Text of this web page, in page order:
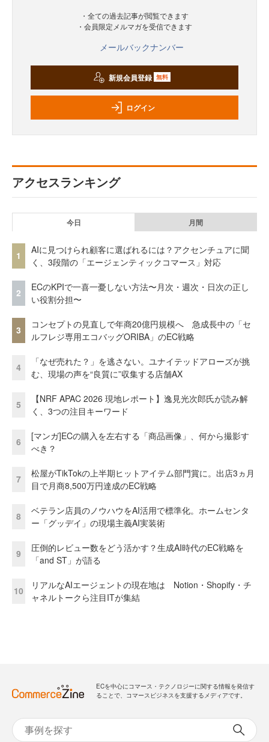
・全ての過去記事が閲覧できます
・会員限定メルマガを受信できます
メールバックナンバー
新規会員登録 無料
ログイン
アクセスランキング
今日 月間
1
AIに見つけられ顧客に選ばれるには？アクセンチュアに聞
く、3段階の「エージェンティックコマース」対応
2
ECのKPIで一喜一憂しない方法〜月次・週次・日次の正し
い役割分担〜
3
コンセプトの見直しで年商20億円規模へ 急成長中の「セ
ルフレジ専用エコバッグORIBA」のEC戦略
4
「なぜ売れた？」を逃さない。ユナイテッドアローズが挑
む、現場の声を“良質に”収集する店舗AX
5
【NRF APAC 2026 現地レポート】逸見光次郎氏が読み解
く、3つの注目キーワード
6
[マンガ]ECの購入を左右する「商品画像」、何から撮影す
べき？
7
松屋がTikTokの上半期ヒットアイテム部門賞に。出店3ヵ月
目で月商8,500万円達成のEC戦略
8
ベテラン店員のノウハウをAI活用で標準化。ホームセンタ
ー「グッデイ」の現場主義AI実装術
9
圧倒的レビュー数をどう活かす？生成AI時代のEC戦略を
「and ST」が語る
10
リアルなAIエージェントの現在地は Notion・Shopify・チ
ャネルトークら注目ITが集結
ECを中心にコマース・テクノロジーに関する情報を発信す
ることで、コマースビジネスを支援するメディアです。